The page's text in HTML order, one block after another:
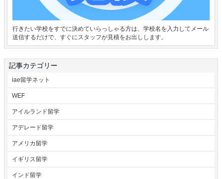
行きたい学校をすでに決めていらっしゃる方は、学校名を入力してメール
送信するだけで、すぐにスタッフが見積をお出しします。
記事カテゴリー
iae留学ネット
WEF
アイルランド留学
アデレード留学
アメリカ留学
イギリス留学
インド留学